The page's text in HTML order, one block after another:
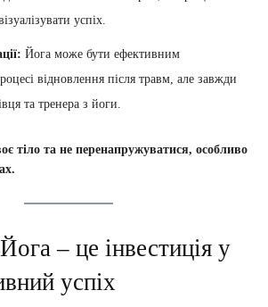
успіх.
Йога може бути ефективним
відновлення після травм, але завжди
та тренера з йоги.
тіло та не перенапружуватися, особливо
– це інвестиція у
успіх